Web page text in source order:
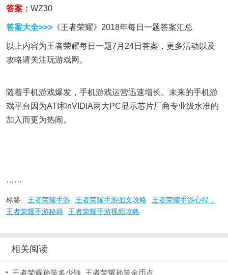
答案： WZ30
答案大全>>> 《王者荣耀》2018年每日一题答案汇总
以上内容为王者荣耀每日一题7月24日答案，更多活动以及
攻略请关注玩游戏网。
随着手机游戏爆发，手机游戏运营迅速增长。未来的手机游
戏平台因为ATI和nVIDIA两大PC显示芯片厂商专业级水准的
加入而更为热闹。
……
标签: 王者荣耀手游 王者荣耀手游图文攻略
王者荣耀手游心得，
王者荣耀手游秘籍
王者荣耀手游视频攻略
相关阅读
王者荣耀孙策多少钱_王者荣耀孙策金币点